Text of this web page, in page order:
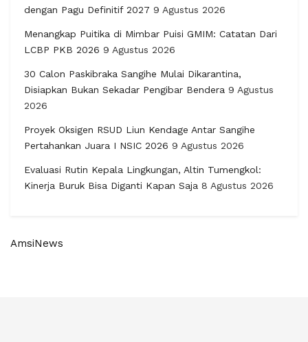
dengan Pagu Definitif 2027 9 Agustus 2026
Menangkap Puitika di Mimbar Puisi GMIM: Catatan Dari
LCBP PKB 2026 9 Agustus 2026
30 Calon Paskibraka Sangihe Mulai Dikarantina,
Disiapkan Bukan Sekadar Pengibar Bendera 9 Agustus
2026
Proyek Oksigen RSUD Liun Kendage Antar Sangihe
Pertahankan Juara I NSIC 2026 9 Agustus 2026
Evaluasi Rutin Kepala Lingkungan, Altin Tumengkol:
Kinerja Buruk Bisa Diganti Kapan Saja 8 Agustus 2026
AmsiNews